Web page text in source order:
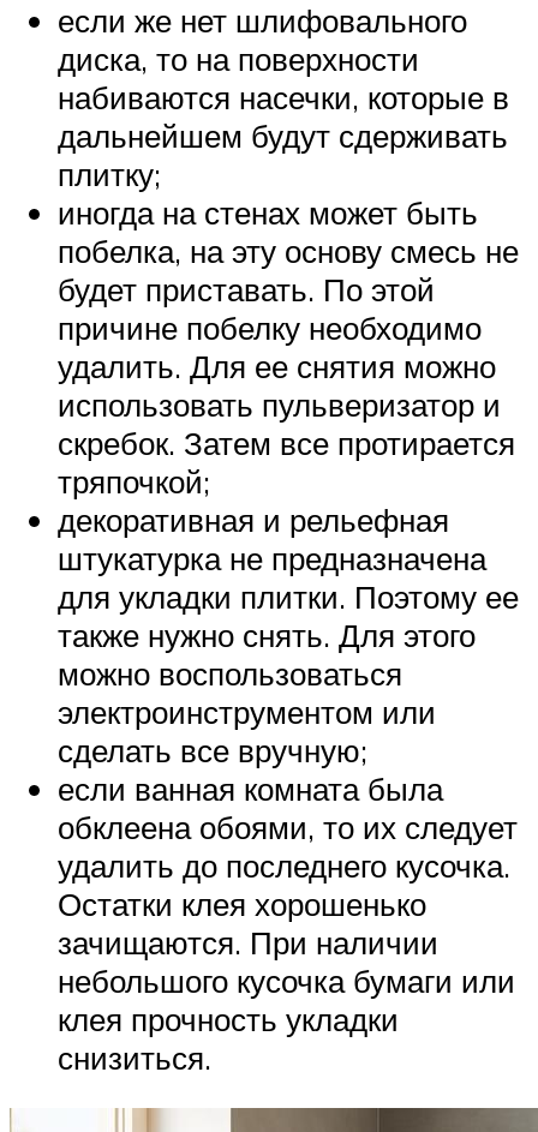
если же нет шлифовального
диска, то на поверхности
набиваются насечки, которые в
дальнейшем будут сдерживать
плитку;
иногда на стенах может быть
побелка, на эту основу смесь не
будет приставать. По этой
причине побелку необходимо
удалить. Для ее снятия можно
использовать пульверизатор и
скребок. Затем все протирается
тряпочкой;
декоративная и рельефная
штукатурка не предназначена
для укладки плитки. Поэтому ее
также нужно снять. Для этого
можно воспользоваться
электроинструментом или
сделать все вручную;
если ванная комната была
обклеена обоями, то их следует
удалить до последнего кусочка.
Остатки клея хорошенько
зачищаются. При наличии
небольшого кусочка бумаги или
клея прочность укладки
снизиться.